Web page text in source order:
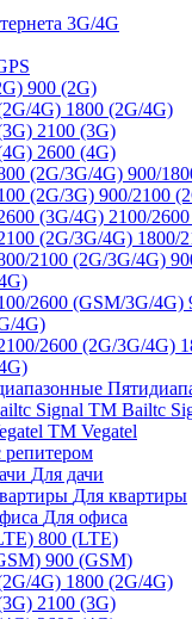
3G/4G
900 (2G)
1800 (2G/4G)
2100 (3G)
2600 (4G)
900/
900/2100
2100/
1800/
4G)
ТМ Bailtc
ТМ Vegatel
Для дачи
Для квартиры
Для офиса
800 (LTE)
900 (GSM)
1800 (2G/4G)
2100 (3G)